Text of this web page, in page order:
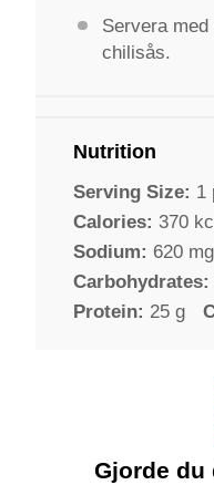
Servera
chilisås.
Nutrition
Serving Size: 1
Calories: 370
Sodium: 620 mg
Carbohydrates:
Protein: 25 g
Gjorde du